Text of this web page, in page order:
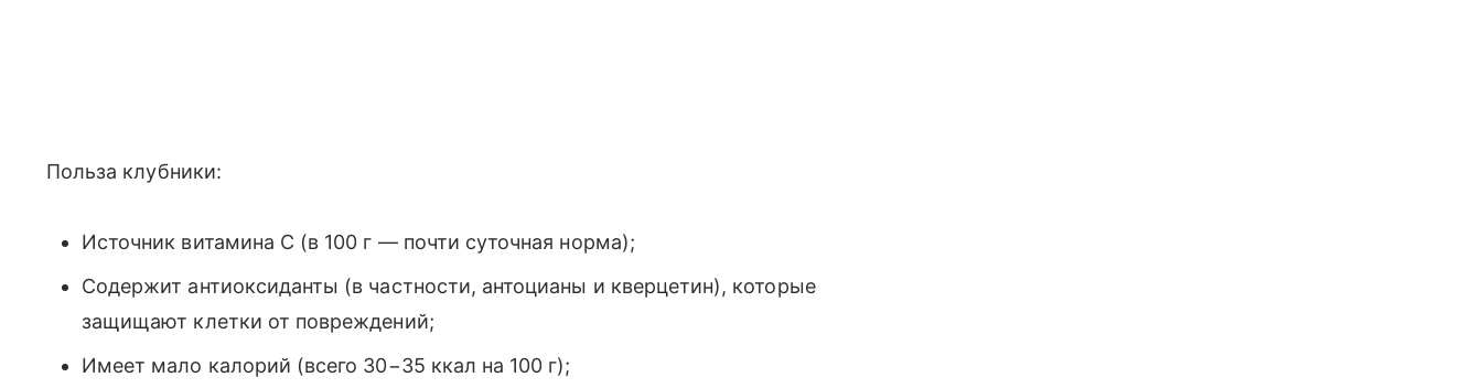
Польза клубники:
Источник витамина С (в 100 г — почти суточная норма);
Содержит антиоксиданты (в частности, антоцианы и кверцетин), которые
защищают клетки от повреждений;
Имеет мало калорий (всего 30−35 ккал на 100 г);